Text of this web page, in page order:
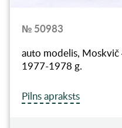
№ 50983
auto modelis, Moskvič
1977-1978 g.
Pilns apraksts